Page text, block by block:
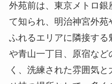
外苑前は、東京メトロ銀
て知られ、明治神宮外
ふれるエリアに隣接す
や青山一丁目、原宿など
く、洗練された雰囲気